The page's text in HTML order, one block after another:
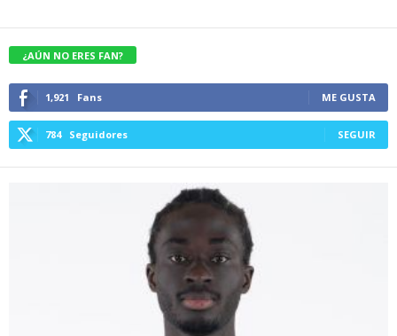
¿AÚN NO ERES FAN?
1,921 Fans ME GUSTA
784 Seguidores SEGUIR